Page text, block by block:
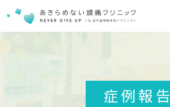
症例報告